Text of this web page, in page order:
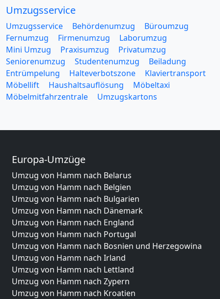
Umzugsservice
Umzugsservice Behördenumzug
Büroumzug
Fernumzug
Firmenumzug
Laborumzug
Mini Umzug
Praxisumzug
Privatumzug
Seniorenumzug
Studentenumzug
Beiladung
Entrümpelung
Halteverbotszone
Klaviertransport
Möbellift
Haushaltsauflösung
Möbeltaxi
Möbelmitfahrzentrale
Umzugskartons
Europa-Umzüge
Umzug von Hamm nach Belarus
Umzug von Hamm nach Belgien
Umzug von Hamm nach Bulgarien
Umzug von Hamm nach Dänemark
Umzug von Hamm nach England
Umzug von Hamm nach Portugal
Umzug von Hamm nach Bosnien und Herzegowina
Umzug von Hamm nach Irland
Umzug von Hamm nach Lettland
Umzug von Hamm nach Zypern
Umzug von Hamm nach Kroatien